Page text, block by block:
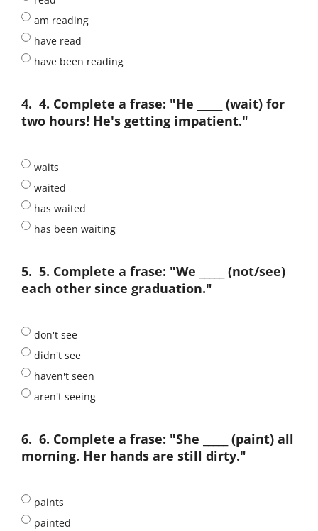
am reading
have read
have been reading
4. 4. Complete a frase: "He _____ (wait) for
two hours! He's getting impatient."
waits
waited
has waited
has been waiting
5. 5. Complete a frase: "We _____ (not/see)
each other since graduation."
don't see
didn't see
haven't seen
aren't seeing
6. 6. Complete a frase: "She _____ (paint) all
morning. Her hands are still dirty."
paints
painted